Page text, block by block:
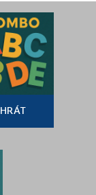
HRÁT